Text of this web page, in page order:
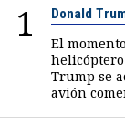
1 Donald
El
Trump se
avión